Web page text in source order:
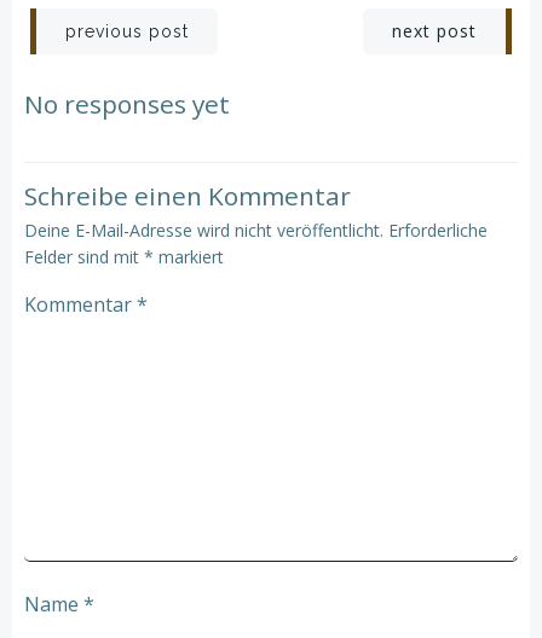
Post
navigation
previous post next post
No responses yet
Schreibe einen Kommentar
Deine E-Mail-Adresse wird nicht veröffentlicht. Erforderliche
Felder sind mit * markiert
Kommentar*
Name *